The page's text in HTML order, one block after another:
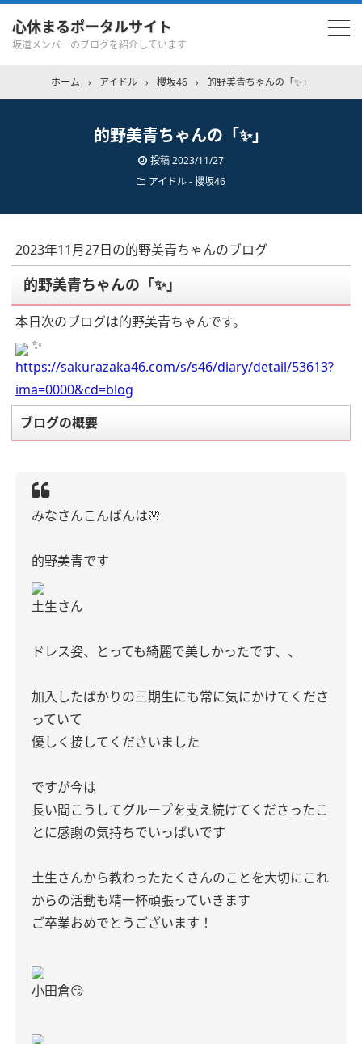
心休まるポータルサイト
坂道メンバーのブログを紹介しています
ホーム › アイドル › 櫻坂46 › 的野美青ちゃんの「✨️」
的野美青ちゃんの「✨️」
投稿2023/11/27
アイドル - 櫻坂46
2023年11月27日の的野美青ちゃんのブログ
的野美青ちゃんの「✨️」
本日次のブログは的野美青ちゃんです。
✨️
https://sakurazaka46.com/s/s46/diary/detail/53613?
ima=0000&cd=blog
ブログの概要
みなさんこんばんは🌸
的野美青です
土生さん
ドレス姿、とっても綺麗で美しかったです、、
加入したばかりの三期生にも常に気にかけてくださ
っていて
優しく接してくださいました
ですが今は
長い間こうしてグループを支え続けてくださったこ
とに感謝の気持ちでいっぱいです
土生さんから教わったたくさんのことを大切にこれ
からの活動も精一杯頑張っていきます
ご卒業おめでとうございます！
小田倉😏